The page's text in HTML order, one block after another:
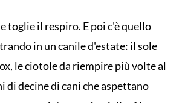
toglie il respiro. E poi c'è quello
in un canile d'estate: il sole
le ciotole da riempire più volte al
di decine di cani che aspettano